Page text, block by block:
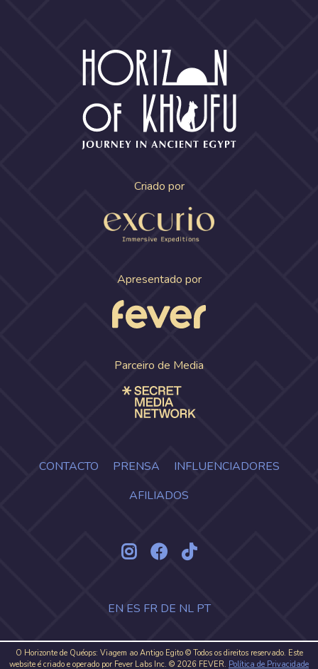
Criado por
Apresentado por
Parceiro de Media
CONTACTO PRENSA
INFLUENCIADORES
AFILIADOS
EN ES FR DE NL PT
O Horizonte de Quéops: Viagem ao Antigo Egito © Todos os direitos reservado. Este
website é criado e operado por Fever Labs Inc. © 2026 FEVER. Política de Privacidade